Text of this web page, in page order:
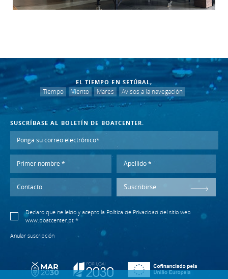
EL TIEMPO EN SETÚBAL,
Tiempo
Viento Mares Avisos a la navegación
SUSCRÍBASE AL BOLETÍN DE BOATCENTER.
Suscribirse
Declaro que he leído y acepto la Política de Privacidad del sitio web
www.boatcenter.pt *
Anular suscripción